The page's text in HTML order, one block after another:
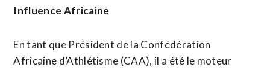
Influence Africaine
En tant que Président de la Confédération
Africaine d’Athlétisme (CAA), il a été le moteur